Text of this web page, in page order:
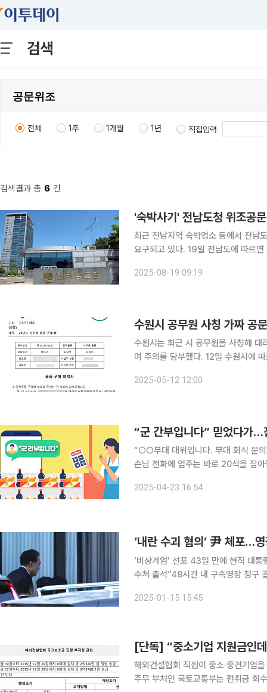
검색
전체 1주 1개월 1년 직접입력
검색결과 총 6 건
'숙박사기' 전남도청 위조공
최근 전남지역 숙박업소 등에서 전남
요구되고 있다. 19일 전남도에 따르면 최근 지역의 한 숙박업소에 도청 안전정책과 명의의 공문이
2025-08-19 09:19
수원시 공무원 사칭 가짜 공
수원시는 최근 시 공무원을 사칭해 대
며 주의를 당부했다. 12일 수원시에 따르면 지역 내 컴퓨터 판매업체를 운영하는 A 씨는 4월 30일
며 통화를 마친 후에는 수원시 명의로
2025-05-12 12:00
“군 간부입니다” 믿었다가…
“○○부대 대위입니다. 부대 회식 문의
손님 전화에 업주는 바로 20석을 잡
쇼(No-Show·예약부도: 예약했지만
2025-04-23 16:54
‘내란 수괴 혐의’ 尹 체포…
‘비상계엄’ 선포 43일 만에 현직 대
수처 출석”48시간 내 구속영장 청구 결정…尹 진술거부
한 체포영장 청구와 법원의 발부, 수
2025-01-15 15:45
해외건설협회 직원이 중소·중견기업
주무 부처인 국토교통부는 편취금 회수 방안을 논의 중이다.